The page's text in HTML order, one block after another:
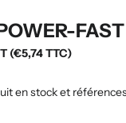
(€5,74 TTC)
en stock et